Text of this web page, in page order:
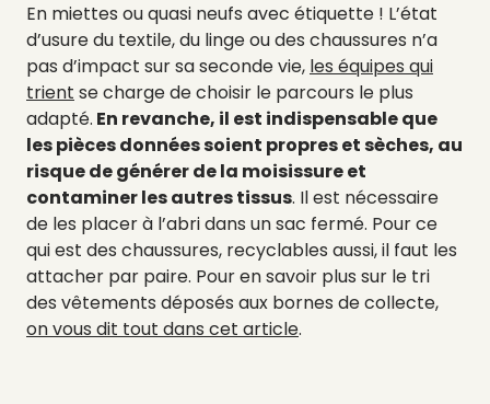
En miettes ou quasi neufs avec étiquette ! L’état
d’usure du textile, du linge ou des chaussures n’a
pas d’impact sur sa seconde vie, les équipes qui
trient se charge de choisir le parcours le plus
adapté. En revanche, il est indispensable que
les pièces données soient propres et sèches, au
risque de générer de la moisissure et
contaminer les autres tissus. Il est nécessaire
de les placer à l’abri dans un sac fermé. Pour ce
qui est des chaussures, recyclables aussi, il faut les
attacher par paire. Pour en savoir plus sur le tri
des vêtements déposés aux bornes de collecte,
on vous dit tout dans cet article.